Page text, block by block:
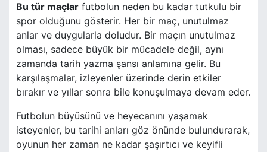
Bu tür maçlar futbolun neden bu kadar tutkulu bir
spor olduğunu gösterir. Her bir maç, unutulmaz
anlar ve duygularla doludur. Bir maçın unutulmaz
olması, sadece büyük bir mücadele değil, aynı
zamanda tarih yazma şansı anlamına gelir. Bu
karşılaşmalar, izleyenler üzerinde derin etkiler
bırakır ve yıllar sonra bile konuşulmaya devam eder.
Futbolun büyüsünü ve heyecanını yaşamak
isteyenler, bu tarihi anları göz önünde bulundurarak,
oyunun her zaman ne kadar şaşırtıcı ve keyifli